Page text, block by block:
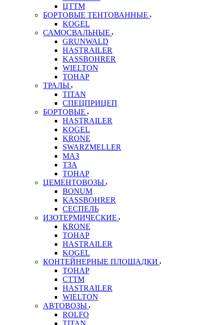
ЦТТМ
БОРТОВЫЕ ТЕНТОВАННЫЕ
KOGEL
САМОСВАЛЬНЫЕ
GRUNWALD
HASTRAILER
KASSBOHRER
WIELTON
ТОНАР
ТРАЛЫ
TITAN
СПЕЦПРИЦЕП
БОРТОВЫЕ
HASTRAILER
KOGEL
KRONE
SWARZMELLER
МАЗ
ТЗА
ТОНАР
ЦЕМЕНТОВОЗЫ
BONUM
KASSBOHRER
СЕСПЕЛЬ
ИЗОТЕРМИЧЕСКИЕ
KRONE
ТОНАР
HASTRAILER
KOGEL
КОНТЕЙНЕРНЫЕ ПЛОЩАДКИ
ТОНАР
CTTM
HASTRAILER
WIELTON
АВТОВОЗЫ
ROLFO
TITAN